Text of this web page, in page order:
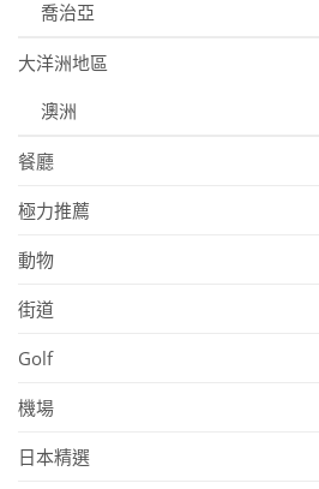
喬治亞
大洋洲地區
澳洲
餐廳
極力推薦
動物
街道
Golf
機場
日本精選